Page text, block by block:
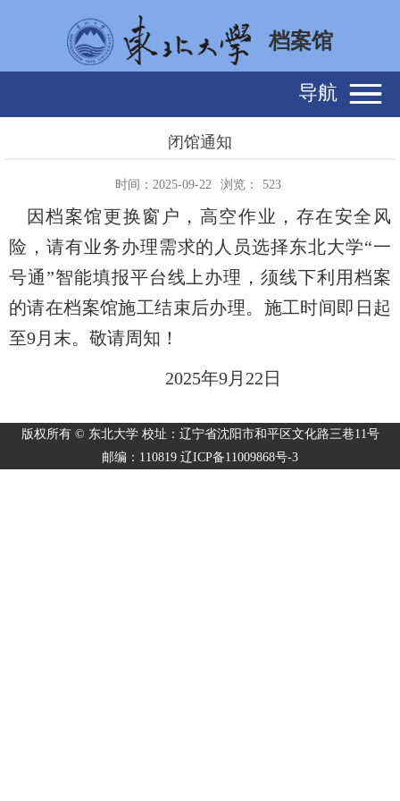
档案馆
导航
闭馆通知
时间：2025-09-22 浏览： 523
因档案馆更换窗户，高空作业，存在安全风
险，请有业务办理需求的人员选择东北大学“一
号通”智能填报平台线上办理，须线下利用档案
的请在档案馆施工结束后办理。施工时间即日起
至9月末。敬请周知！
2025年9月22日
版权所有 © 东北大学 校址：辽宁省沈阳市和平区文化路三巷11号
邮编：110819 辽ICP备11009868号-3